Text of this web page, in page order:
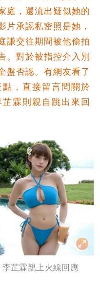
庭，還流出疑似她的
片承認私密照是她，
謙交往期間被他偷拍
。對於被指控介入別
盤否認。有網友看了
，直接留言問關於
霖則親自跳出來回
芷霖親上火線回應